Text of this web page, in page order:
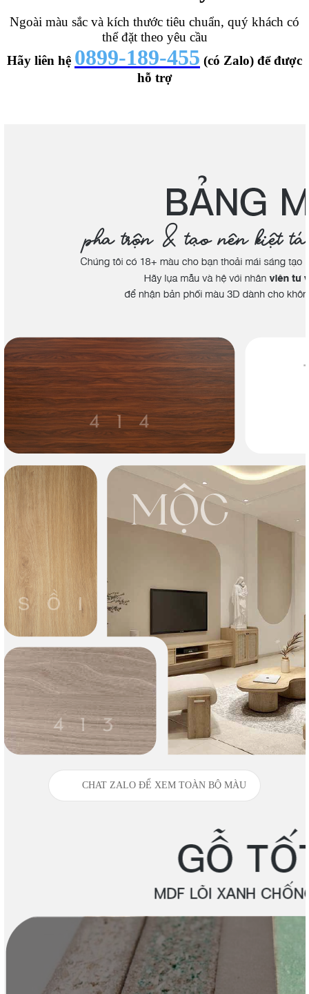
Ngoài màu sắc và kích thước tiêu chuẩn, quý khách có
thể đặt theo yêu cầu
Hãy liên hệ 0899-189-455 (có Zalo) để được
hỗ trợ
CHAT ZALO ĐỂ XEM TOÀN BỘ MÀU